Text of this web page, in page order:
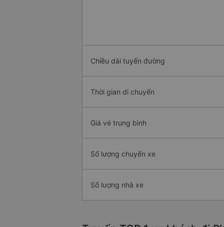
Chiều dài tuyến đường
Thời gian di chuyển
Giá vé trung bình
Số lượng chuyến xe
Số lượng nhà xe